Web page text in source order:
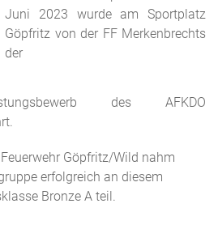
Juni 2023 wurde am Sportplatz
Göpfritz von der FF Merkenbrechts
der
des AFKDO
Göpfritz/Wild nahm
erfolgreich an diesem
Bronze A teil.